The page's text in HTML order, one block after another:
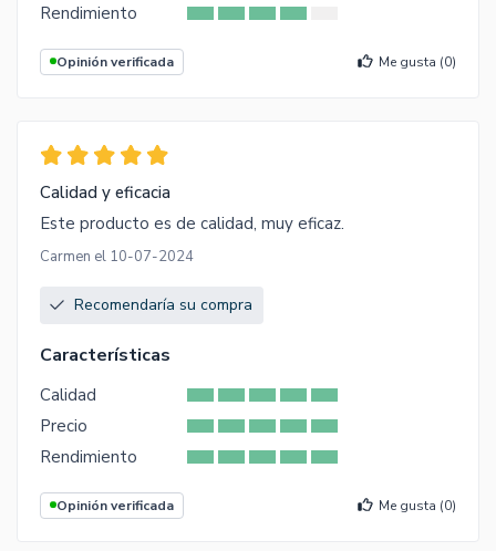
Rendimiento
Opinión verificada Me gusta (0)
Calidad y eficacia
Este producto es de calidad, muy eficaz.
Carmen el 10-07-2024
Recomendaría su compra
Características
Calidad
Precio
Rendimiento
Opinión verificada Me gusta (0)